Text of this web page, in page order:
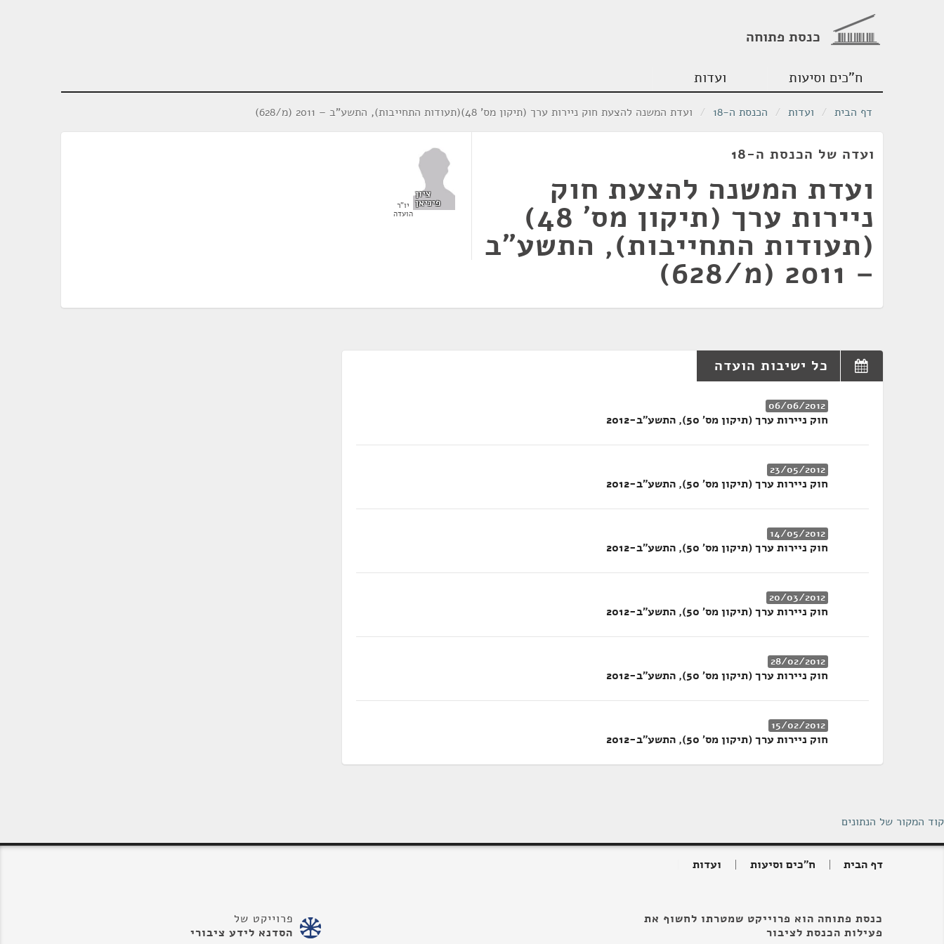
כנסת פתוחה
ח"כים וסיעות ועדות
דף הבית / ועדות / הכנסת ה-18 / ועדת המשנה להצעת חוק ניירות ערך (תיקון מס' 48)(תעודות התחייבות), התשע"ב – 2011 (מ/628)
ועדה של הכנסת ה-18
ועדת המשנה להצעת חוק
ניירות ערך (תיקון מס' 48)
(תעודות התחייבות), התשע"ב
– 2011 (מ/628)
ציון
פיניאן יו"ר
הועדה
כל ישיבות הועדה
06/06/2012
חוק ניירות ערך (תיקון מס' 50), התשע"ב-2012
23/05/2012
חוק ניירות ערך (תיקון מס' 50), התשע"ב-2012
14/05/2012
חוק ניירות ערך (תיקון מס' 50), התשע"ב-2012
20/03/2012
חוק ניירות ערך (תיקון מס' 50), התשע"ב-2012
28/02/2012
חוק ניירות ערך (תיקון מס' 50), התשע"ב-2012
15/02/2012
חוק ניירות ערך (תיקון מס' 50), התשע"ב-2012
קוד המקור של הנתונים
דף הבית ח"כים וסיעות ועדות
כנסת פתוחה הוא פרוייקט שמטרתו לחשוף את
פעילות הכנסת לציבור
פרוייקט של
הסדנא לידע ציבורי